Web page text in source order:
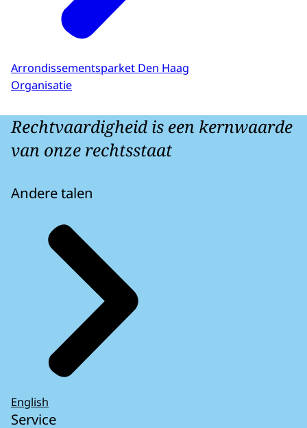
Arrondissementsparket Den Haag
Organisatie
Rechtvaardigheid is een kernwaarde
van onze rechtsstaat
Andere talen
English
Service